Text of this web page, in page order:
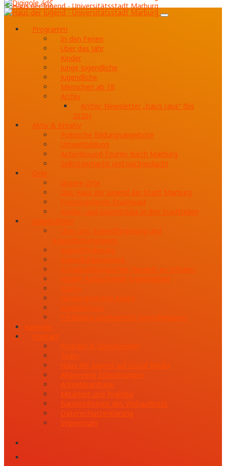
Programm
In den Ferien
Über das Jahr
Kinder
Junge Jugendliche
Jugendliche
Menschen ab 18
Archiv
Archiv: Newsletter „hau’s raus“ (bis
2020)
Aktiv & Kreativ
Politische Bildungsangebote
Umweltbildung
Actionbound-Touren durch Marburg
Selbstgemacht und nachgedacht
Orte
Unsere Orte
Das Haus der Jugend der Stadt Marburg
Freizeitgelände Stadtwald
Kinder- und Jugendclubs in den Stadtteilen
Arbeitsfelder
Über uns: Jugendförderung und
Jugendbildungswerk
Jugendförderung
Jugendbildungswerk
Sozialpädagogisches Handeln an Schulen
Mobile Aufsuchende Jugendarbeit
KiJuPa
Gendergerechte Arbeit
Jugendschutz
Förderung anerkannter Jugendgruppen
Kalender
Kontakt
Kontakt & Sprechzeiten
Team
Haus der Jugend auf Social Media
Allgemeine Erläuterungen
Anmeldeanfrage
Mitarbeit und Praktika
Barrierefreiheit des Webauftritts
Datenschutzerklärung
Impressum